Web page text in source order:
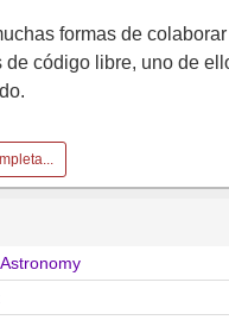
formas de
de código libre, uno de